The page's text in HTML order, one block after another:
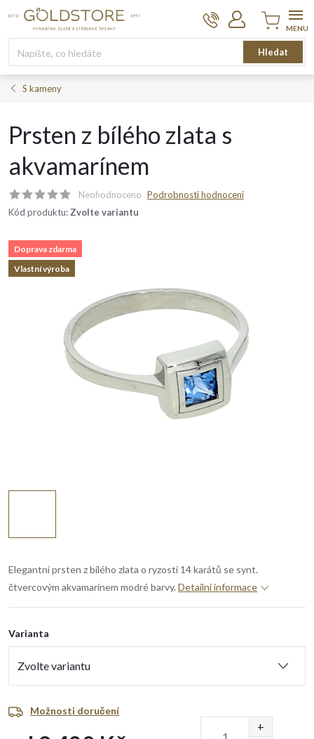
Hledat
Nákupní
košík
S kameny
Prsten z bílého zlata s
akvamarínem
Neohodnoceno Podrobnosti hodnocení
Kód produktu: Zvolte variantu
Doprava zdarma
Vlastní výroba
Elegantní prsten z bílého zlata o ryzosti 14 karátů se synt.
čtvercovým akvamarínem modré barvy. Detailní informace
Varianta
Možnosti doručení